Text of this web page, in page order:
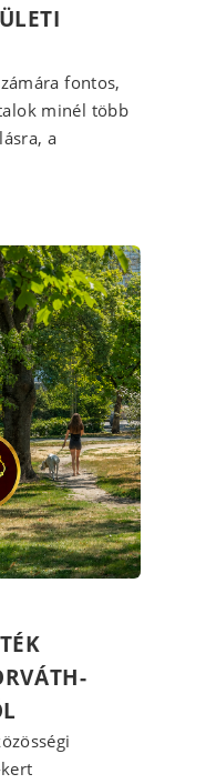
fontos,
minél több
a